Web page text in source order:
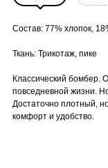
Состав: 77% хлопок,
Ткань: Трикотаж, пике
Классический бомбер.
повседневной жизни.
Достаточно плотный,
комфорт и удобство.